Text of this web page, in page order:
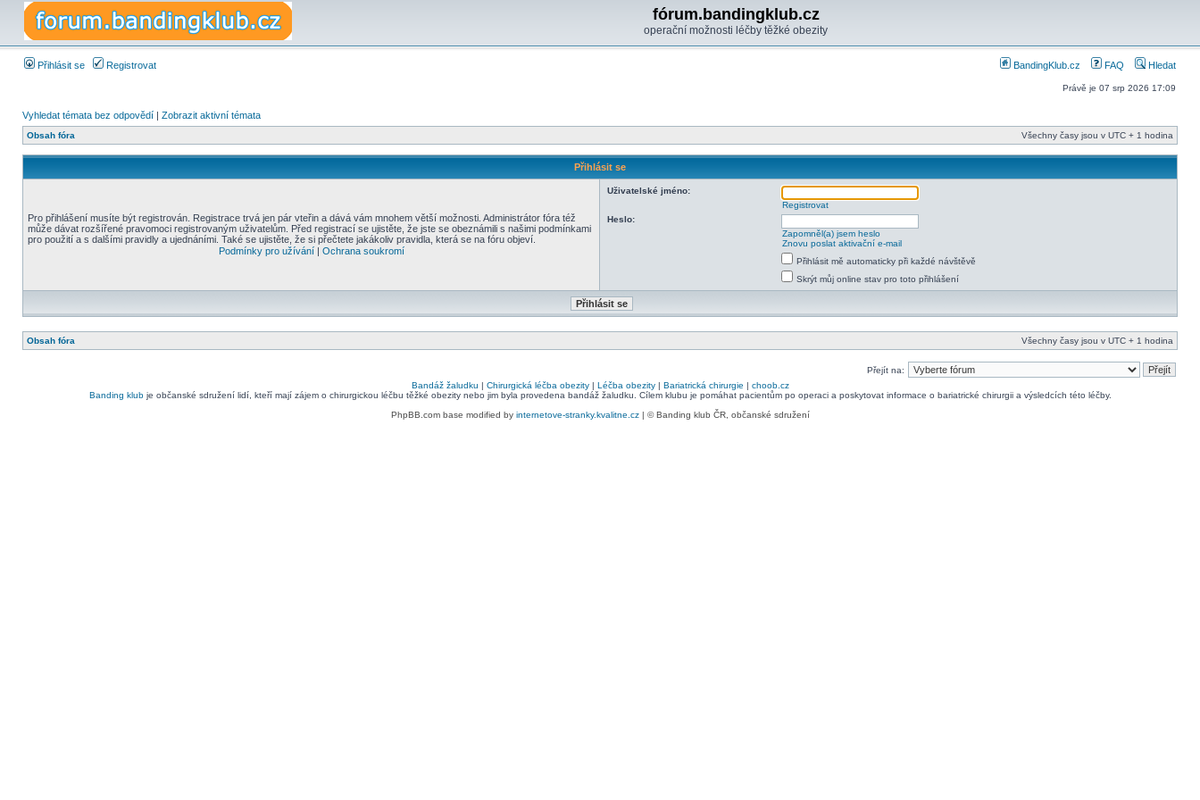
fórum.bandingklub.cz
operační možnosti léčby těžké obezity
Přihlásit se Registrovat BandingKlub.cz FAQ Hledat
Právě je 07 srp 2026 17:09
Vyhledat témata bez odpovědí | Zobrazit aktivní témata
Obsah fóra Všechny časy jsou v UTC + 1 hodina
Přihlásit se
Pro přihlášení musíte být registrován. Registrace trvá jen pár vteřin a dává vám mnohem větší možnosti. Administrátor fóra též
může dávat rozšířené pravomoci registrovaným uživatelům. Před registrací se ujistěte, že jste se obeznámili s našimi podmínkami
pro použití a s dalšími pravidly a ujednáními. Také se ujistěte, že si přečtete jakákoliv pravidla, která se na fóru objeví.
Podmínky pro užívání| Ochrana soukromí
Uživatelské jméno:
Registrovat
Heslo:
Zapomněl(a) jsem heslo
Znovu poslat aktivační e-mail
Přihlásit mě automaticky při každé návštěvě
Skrýt můj online stav pro toto přihlášení
Obsah fóra Všechny časy jsou v UTC + 1 hodina
Přejít na:
Bandáž žaludku | Chirurgická léčba obezity| Léčba obezity| Bariatrická chirurgie | choob.cz
Banding klubje občanské sdružení lidí, kteří mají zájem o chirurgickou léčbu těžké obezity nebo jim byla provedena bandáž žaludku. Cílem klubu je pomáhat pacientům po operaci a poskytovat informace o bariatrické chirurgii a výsledcích této léčby.
PhpBB.com base modified by internetove-stranky.kvalitne.cz| © Banding klub ČR, občanské sdružení